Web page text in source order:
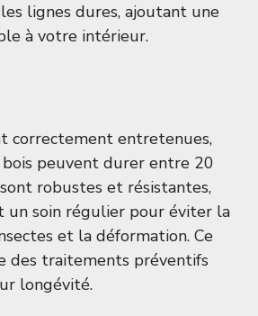
lignes dures, ajoutant une
à votre intérieur.
correctement entretenues,
bois peuvent durer entre 20
robustes et résistantes,
un soin régulier pour éviter la
et la déformation. Ce
des traitements préventifs
longévité.